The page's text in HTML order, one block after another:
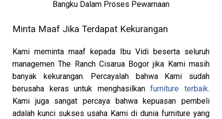
Bangku Dalam Proses Pewarnaan
Minta Maaf Jika Terdapat Kekurangan
Kami meminta maaf kepada Ibu Vidi beserta seluruh
managemen The Ranch Cisarua Bogor jika Kami masih
banyak kekurangan. Percayalah bahwa Kami sudah
berusaha keras untuk menghasilkanfurniture terbaik.
Kami juga sangat percaya bahwa kepuasan pembeli
adalah kunci sukses usaha Kami di dunia furniture yang